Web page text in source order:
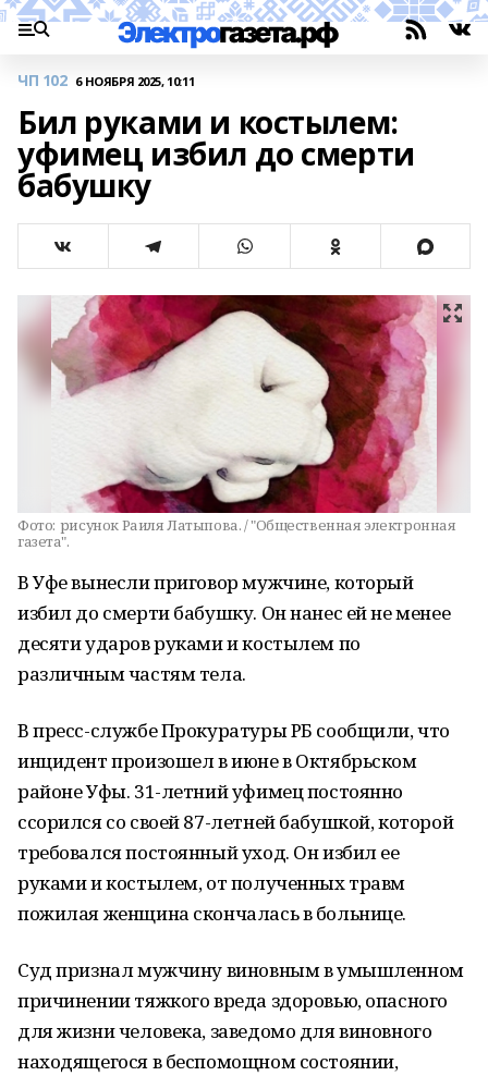
ЧП 102 6 НОЯБРЯ 2025, 10:11
Бил руками и костылем:
уфимец избил до смерти
бабушку
Фото: рисунок Раиля Латыпова. / "Общественная электронная
газета".
В Уфе вынесли приговор мужчине, который
избил до смерти бабушку. Он нанес ей не менее
десяти ударов руками и костылем по
различным частям тела.
В пресс-службе Прокуратуры РБ сообщили, что
инцидент произошел в июне в Октябрьском
районе Уфы. 31-летний уфимец постоянно
ссорился со своей 87-летней бабушкой, которой
требовался постоянный уход. Он избил ее
руками и костылем, от полученных травм
пожилая женщина скончалась в больнице.
Суд признал мужчину виновным в умышленном
причинении тяжкого вреда здоровью, опасного
для жизни человека, заведомо для виновного
находящегося в беспомощном состоянии,